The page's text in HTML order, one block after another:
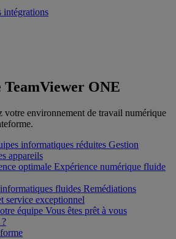
intégrations
ONE
votre environnement de travail numérique
informatiques réduites Gestion
appareils
optimale Expérience numérique fluide
fluides Remédiations
service exceptionnel
équipe Vous êtes prêt à vous